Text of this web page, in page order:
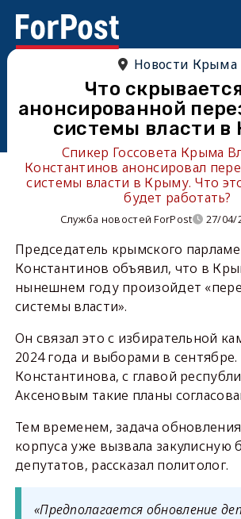
Новости Крыма
Что
анонсированной
системы власти в
Спикер Госсовета Крыма
Константинов анонсировал
системы власти в Крыму. Что
будет работать?
Служба новостей ForPost 27/04/
Председатель крымского
Константинов объявил, что в
нынешнем году произойдет
системы власти».
Он связал это с избирательной
2024 года и выборами в
Константинова, с главой
Аксеновым такие планы
Тем временем, задача
корпуса уже вызвала закулисную
депутатов, рассказал политолог.
«Предполагается обновление